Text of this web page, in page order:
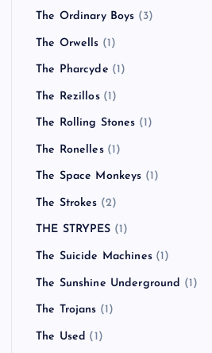
The Ordinary Boys (3)
The Orwells (1)
The Pharcyde (1)
The Rezillos(1)
The Rolling Stones (1)
The Ronelles(1)
The Space Monkeys (1)
The Strokes (2)
THE STRYPES (1)
The Suicide Machines(1)
The Sunshine Underground (1)
The Trojans (1)
The Used (1)